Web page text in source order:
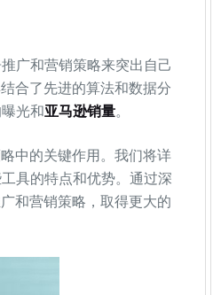
广和营销策略来突出自己
合了先进的算法和数据分
光和亚马逊销量。
中的关键作用。我们将详
具的特点和优势。通过深
和营销策略，取得更大的